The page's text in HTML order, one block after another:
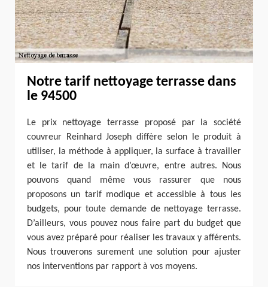
Notre tarif nettoyage terrasse dans
le 94500
Le prix nettoyage terrasse proposé par la société
couvreur Reinhard Joseph diffère selon le produit à
utiliser, la méthode à appliquer, la surface à travailler
et le tarif de la main d’œuvre, entre autres. Nous
pouvons quand même vous rassurer que nous
proposons un tarif modique et accessible à tous les
budgets, pour toute demande de nettoyage terrasse.
D’ailleurs, vous pouvez nous faire part du budget que
vous avez préparé pour réaliser les travaux y afférents.
Nous trouverons surement une solution pour ajuster
nos interventions par rapport à vos moyens.